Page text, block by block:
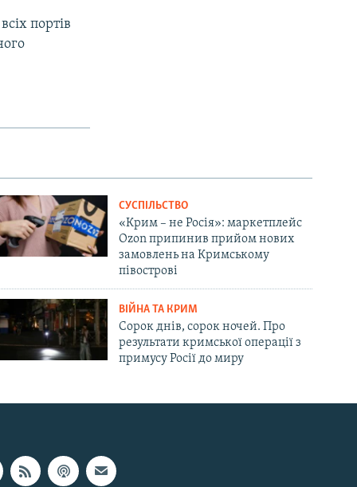
портів
СУСПІЛЬСТВО
«Крим – не Росія»: маркетплейс
Ozon припинив прийом нових
замовлень на Кримському
півострові
ВІЙНА ТА КРИМ
Сорок днів, сорок ночей. Про
результати кримської операції з
примусу Росії до миру